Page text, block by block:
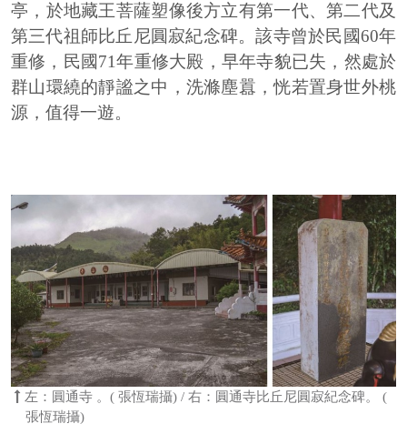
亭，於地藏王菩薩塑像後方立有第一代、第二代及
第三代祖師比丘尼圓寂紀念碑。該寺曾於民國60年
重修，民國71年重修大殿，早年寺貌已失，然處於
群山環繞的靜謐之中，洗滌塵囂，恍若置身世外桃
源，值得一遊。
左：圓通寺 。( 張恆瑞攝) / 右：圓通寺比丘尼圓寂紀念碑。 (
張恆瑞攝)